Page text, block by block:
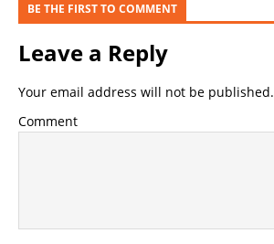
BE THE FIRST TO COMMENT
Leave a Reply
Your email address will not be published.
Comment